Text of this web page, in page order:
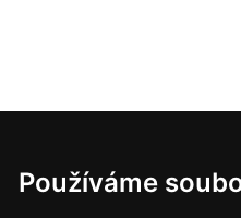
Používáme